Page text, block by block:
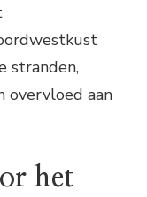
stranden,
overvloed aan
het